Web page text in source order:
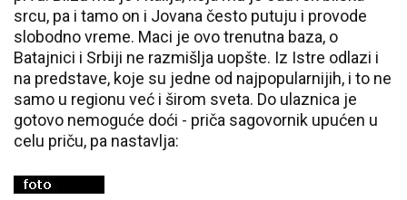
srcu, pa i tamo on i Jovana često putuju i provode
slobodno vreme. Maci je ovo trenutna baza, o
Batajnici i Srbiji ne razmišlja uopšte. Iz Istre odlazi i
na predstave, koje su jedne od najpopularnijih, i to ne
samo u regionu već i širom sveta. Do ulaznica je
gotovo nemoguće doći - priča sagovornik upućen u
celu priču, pa nastavlja: